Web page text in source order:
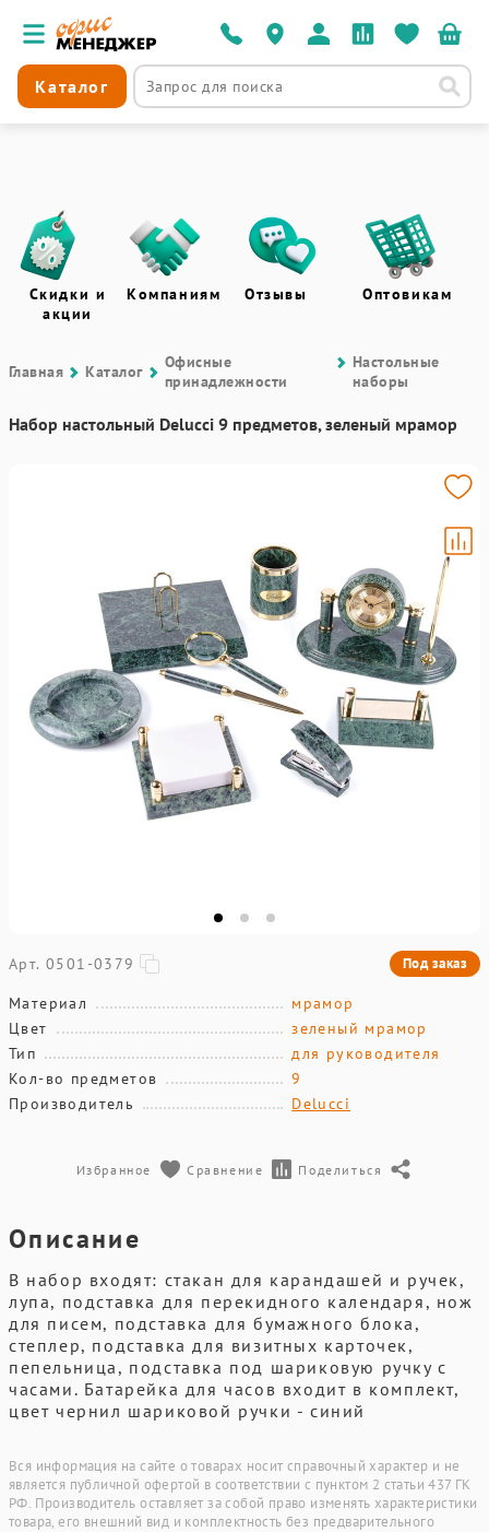
Каталог
Скидки и
акции
Компаниям Отзывы Оптовикам
Главная Каталог
Офисные
принадлежности
Настольные
наборы
Набор настольный Delucci 9 предметов, зеленый мрамор
Арт. 0501-0379 Под заказ
Материал
мрамор
Цвет
зеленый мрамор
Тип
для руководителя
Кол-во предметов
9
Производитель
Delucci
Избранное Сравнение Поделиться
Описание
В набор входят: стакан для карандашей и ручек,
лупа, подставка для перекидного календаря, нож
для писем, подставка для бумажного блока,
степлер, подставка для визитных карточек,
пепельница, подставка под шариковую ручку с
часами. Батарейка для часов входит в комплект,
цвет чернил шариковой ручки - синий
Вся информация на сайте о товарах носит справочный характер и не
является публичной офертой в соответствии с пунктом 2 статьи 437 ГК
РФ. Производитель оставляет за собой право изменять характеристики
товара, его внешний вид и комплектность без предварительного